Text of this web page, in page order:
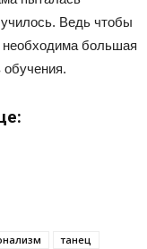
Ведь чтобы
необходима большая
обучения.
танец